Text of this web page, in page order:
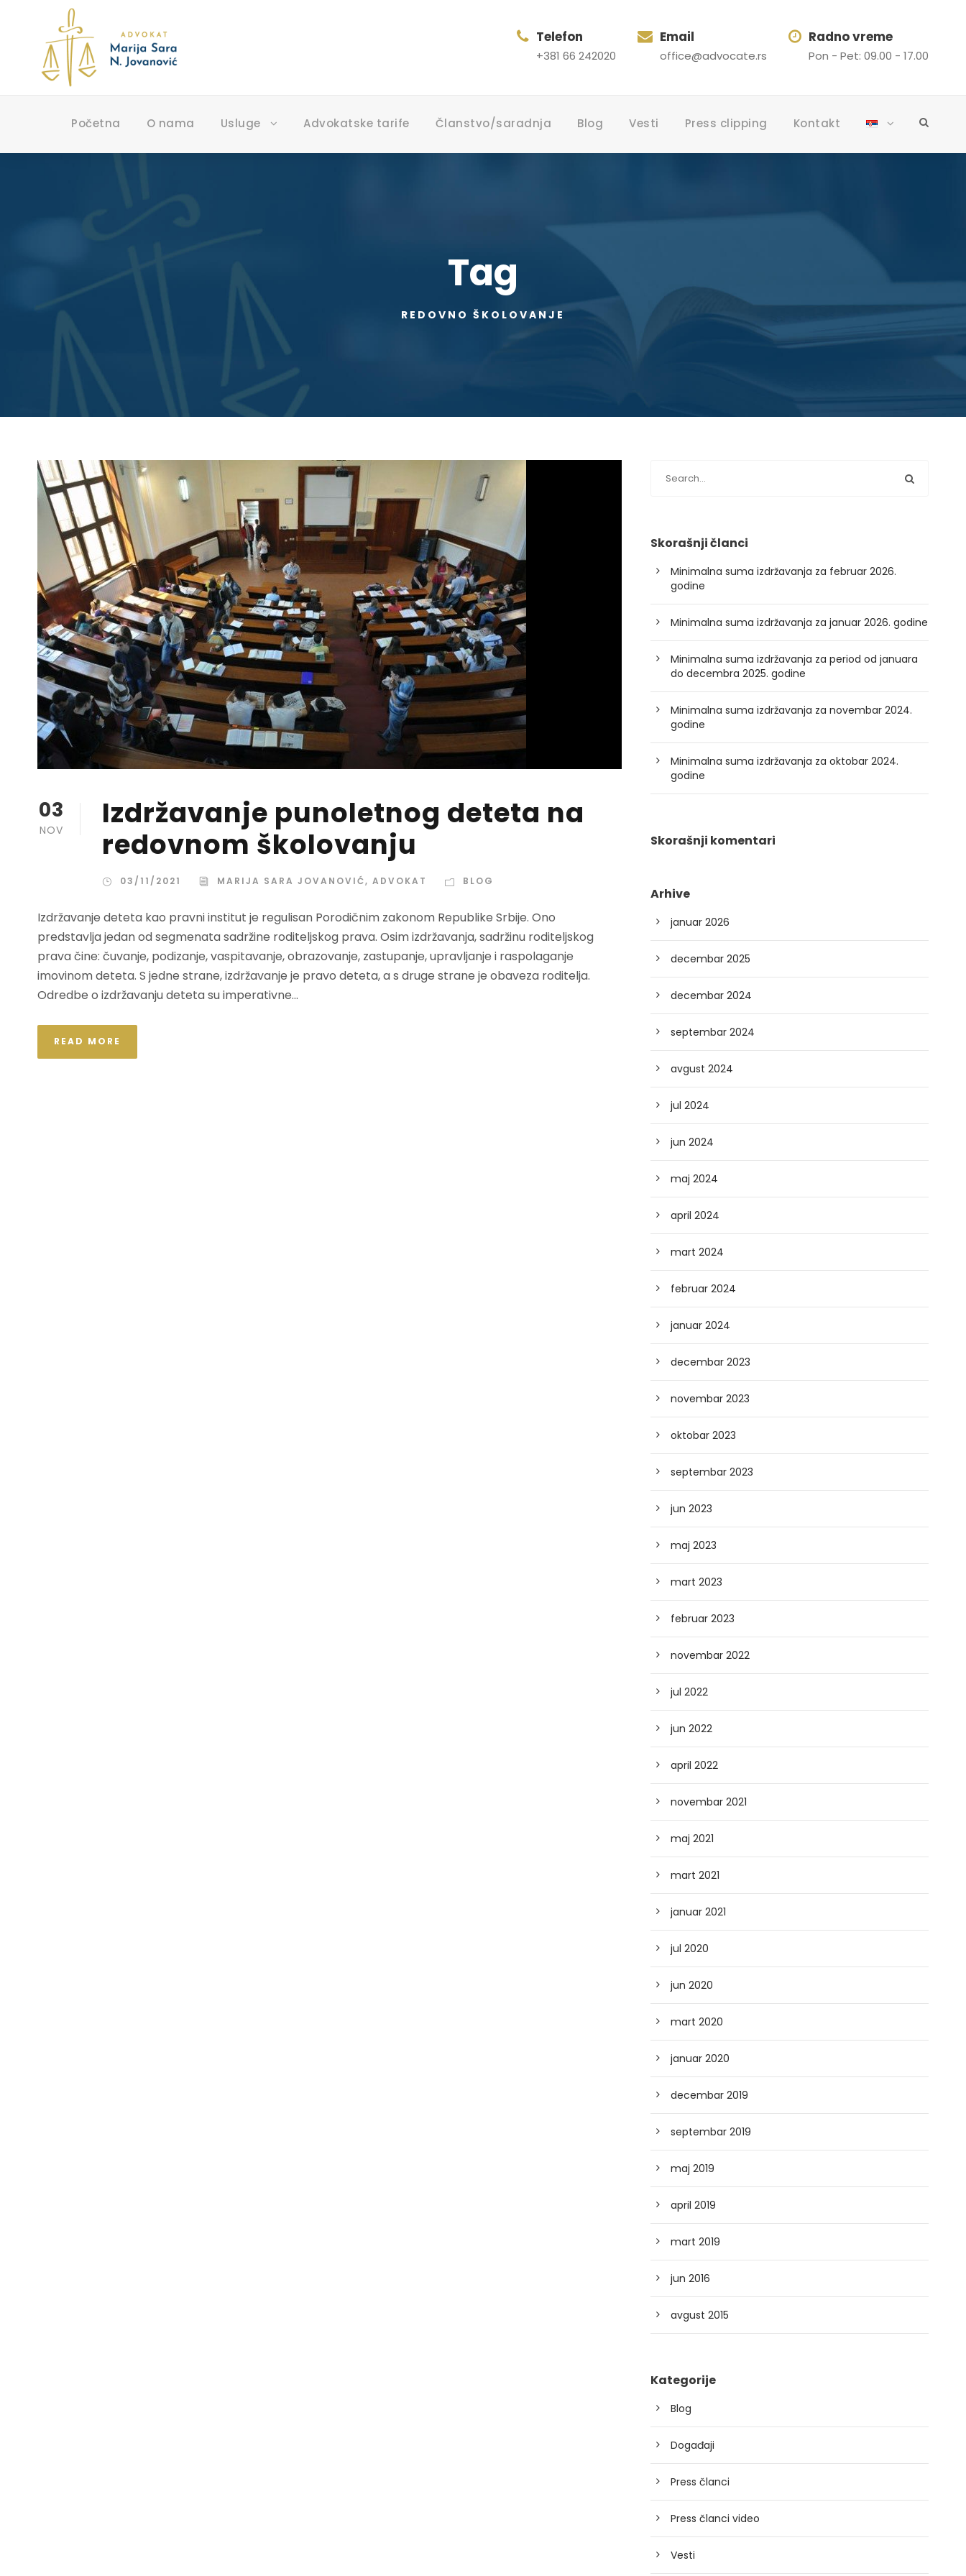
Telefon
+381 66 242020
Email
office@advocate.rs
Radno vreme
Pon - Pet: 09.00 - 17.00
Početna O nama Usluge Advokatske tarife Članstvo/saradnja Blog Vesti Press clipping Kontakt
Tag
REDOVNO ŠKOLOVANJE
03
NOV
Izdržavanje punoletnog deteta na
redovnom školovanju
03/11/2021 MARIJA SARA JOVANOVIĆ, ADVOKAT BLOG
Izdržavanje deteta kao pravni institut je regulisan Porodičnim zakonom Republike Srbije. Ono
predstavlja jedan od segmenata sadržine roditeljskog prava. Osim izdržavanja, sadržinu roditeljskog
prava čine: čuvanje, podizanje, vaspitavanje, obrazovanje, zastupanje, upravljanje i raspolaganje
imovinom deteta. S jedne strane, izdržavanje je pravo deteta, a s druge strane je obaveza roditelja.
Odredbe o izdržavanju deteta su imperativne...
READ MORE
Skorašnji članci
Minimalna suma izdržavanja za februar 2026.
godine
Minimalna suma izdržavanja za januar 2026. godine
Minimalna suma izdržavanja za period od januara
do decembra 2025. godine
Minimalna suma izdržavanja za novembar 2024.
godine
Minimalna suma izdržavanja za oktobar 2024.
godine
Skorašnji komentari
Arhive
januar 2026
decembar 2025
decembar 2024
septembar 2024
avgust 2024
jul 2024
jun 2024
maj 2024
april 2024
mart 2024
februar 2024
januar 2024
decembar 2023
novembar 2023
oktobar 2023
septembar 2023
jun 2023
maj 2023
mart 2023
februar 2023
novembar 2022
jul 2022
jun 2022
april 2022
novembar 2021
maj 2021
mart 2021
januar 2021
jul 2020
jun 2020
mart 2020
januar 2020
decembar 2019
septembar 2019
maj 2019
april 2019
mart 2019
jun 2016
avgust 2015
Kategorije
Blog
Događaji
Press članci
Press članci video
Vesti